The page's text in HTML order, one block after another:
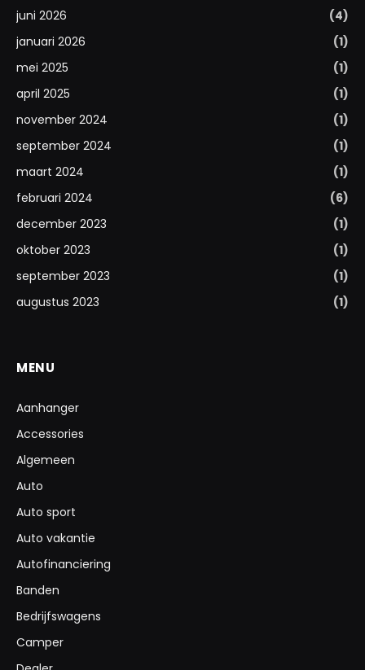
juni 2026
(4)
januari 2026
(1)
mei 2025
(1)
april 2025
(1)
november 2024
(1)
september 2024
(1)
maart 2024
(1)
februari 2024
(6)
december 2023
(1)
oktober 2023
(1)
september 2023
(1)
augustus 2023
(1)
MENU
Aanhanger
Accessories
Algemeen
Auto
Auto sport
Auto vakantie
Autofinanciering
Banden
Bedrijfswagens
Camper